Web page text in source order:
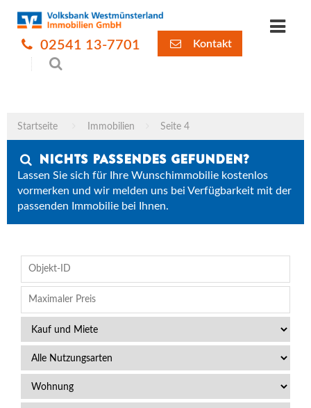
02541 13-7701 Kontakt
Startseite Immobilien Seite 4
Nichts Passendes gefunden?
Lassen Sie sich für Ihre Wunschimmobilie kostenlos
vormerken und wir melden uns bei Verfügbarkeit mit der
passenden Immobilie bei Ihnen.